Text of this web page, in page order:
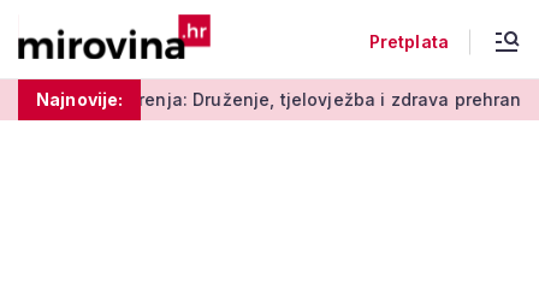
Pretplata
Najnovije:
Druženje, tjelovježba i zdrava prehrana za umirovljenike